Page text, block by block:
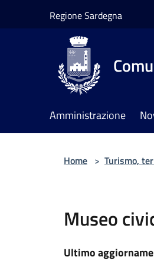
Regione Sardegna
Amministrazione
Home > Turismo,
Museo
Ultimo